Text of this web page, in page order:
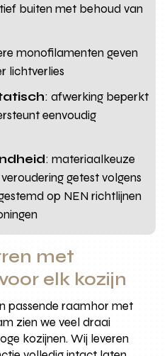
buiten met behoud van
monofilamenten geven
lichtverlies
: afwerking beperkt
eenvoudig
: materiaalkeuze
getest volgens
op NEN richtlijnen
met
elk kozijn
passende raamhor met
zien we veel draai
kozijnen. Wij leveren